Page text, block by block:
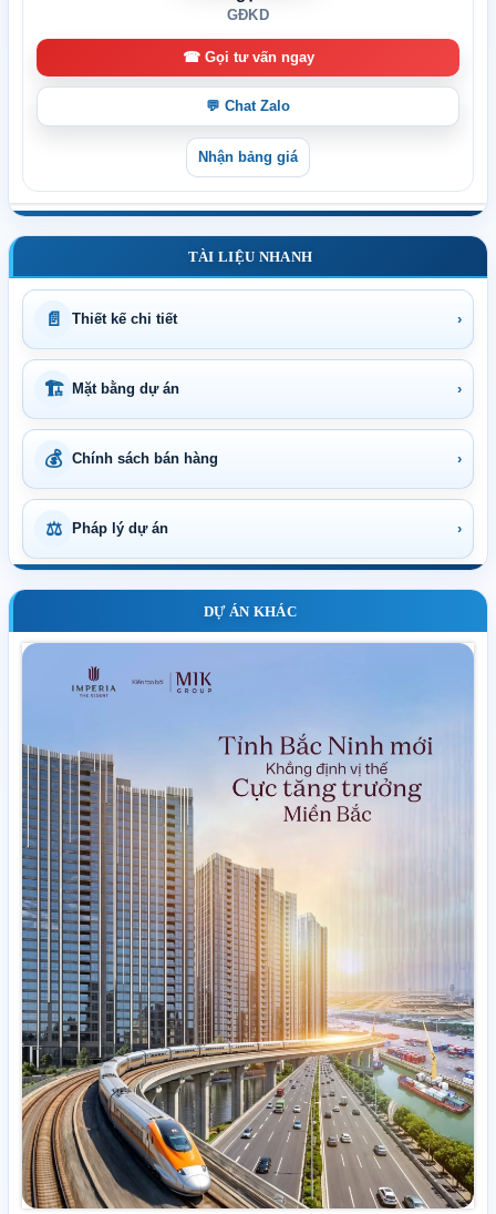
GĐKD
☎ Gọi tư vấn ngay
💬 Chat Zalo
Nhận bảng giá
TÀI LIỆU NHANH
📄 Thiết kế chi tiết ›
🏗 Mặt bằng dự án ›
💰 Chính sách bán hàng ›
⚖ Pháp lý dự án ›
DỰ ÁN KHÁC